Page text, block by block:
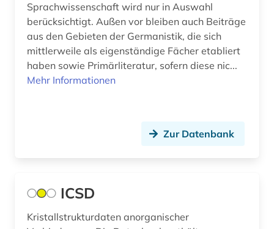
agrarprodukt (2)
agrarproduktion (1)
agrarrecht (2)
agrarsektor (1)
agrarwirtschaft (3)
Sprachwissenschaft wird nur in Auswahl
berücksichtigt. Außen vor bleiben auch Beiträge
aus den Gebieten der Germanistik, die sich
mittlerweile als eigenständige Fächer etabliert
haben sowie Primärliteratur, sofern diese nic...
Mehr Informationen
Zur Datenbank
ICSD
Kristallstrukturdaten anorganischer